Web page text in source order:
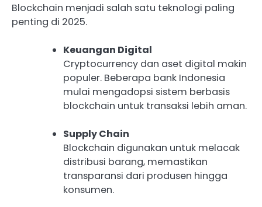
Blockchain menjadi salah satu teknologi paling
penting di 2025.
Keuangan Digital
Cryptocurrency dan aset digital makin
populer. Beberapa bank Indonesia
mulai mengadopsi sistem berbasis
blockchain untuk transaksi lebih aman.
Supply Chain
Blockchain digunakan untuk melacak
distribusi barang, memastikan
transparansi dari produsen hingga
konsumen.